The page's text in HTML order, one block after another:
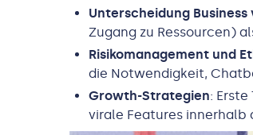
Unterscheidung Business
Zugang zu Ressourcen)
Risikomanagement und
die Notwendigkeit,
Growth-Strategien:
virale Features innerhalb